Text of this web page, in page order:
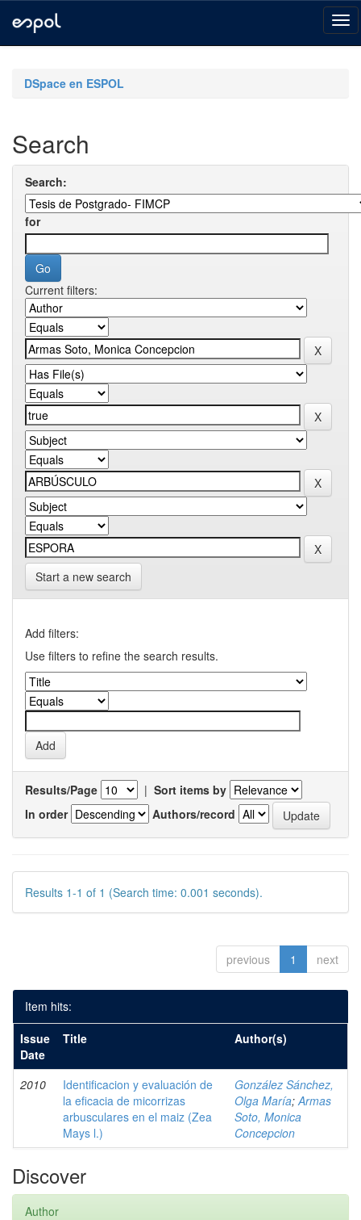
navigationDSpace en ESPOL
Search
Search:
for
Current filters:
Start a new search
Add filters:
Use filters to refine the search results.
Results/Page | Sort items by
In order
Authors/record
Results 1-1 of 1 (Search time: 0.001 seconds).
previous 1 next
Item hits:
Issue
Date
Title Author(s)
2010
Identificacion y evaluación de
la eficacia de micorrizas
arbusculares en el maiz (Zea
Mays l.)
González Sánchez,
Olga María;Armas
Soto, Monica
Concepcion
Discover
Author